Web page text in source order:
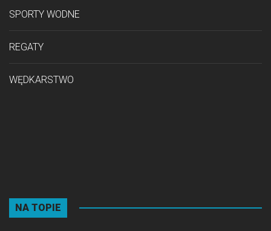
SPORTY WODNE
REGATY
WĘDKARSTWO
NA TOPIE